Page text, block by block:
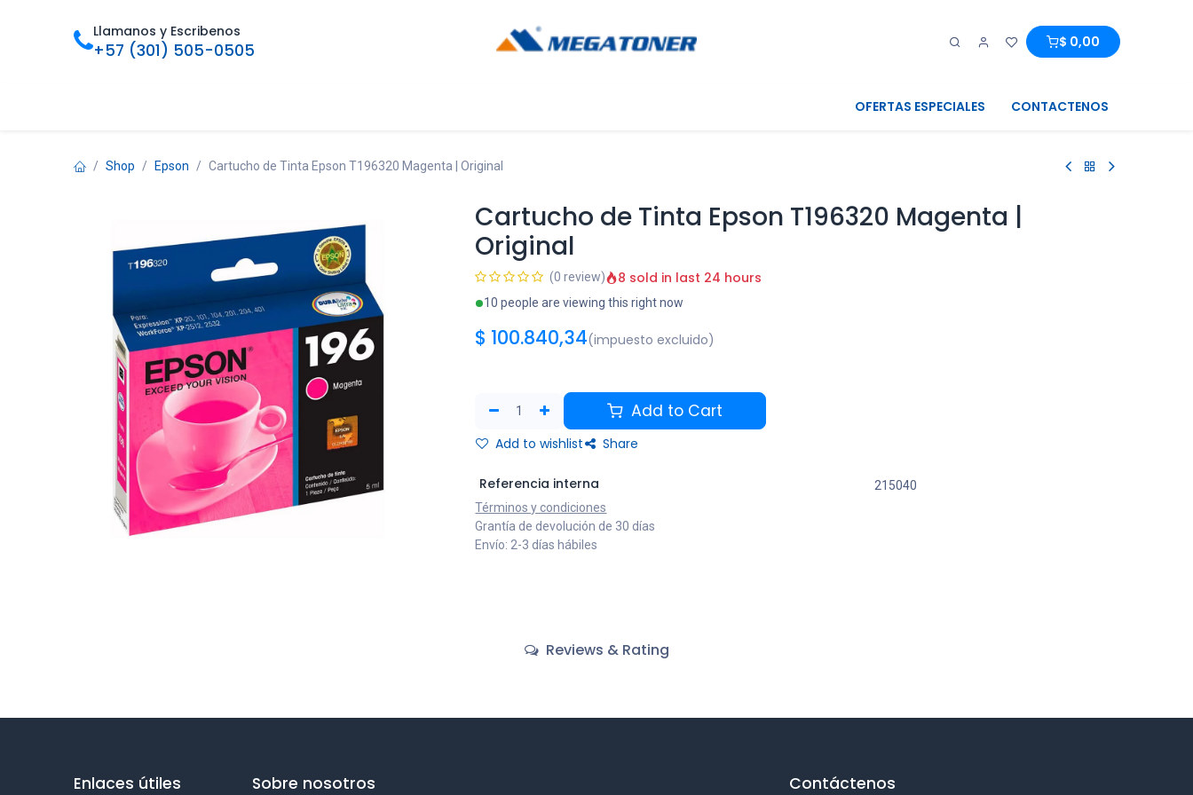
Llamanos y Escribenos
+57 (301) 505-0505 $ 0,00
OFERTAS ESPECIALES CONTACTENOS
Shop Epson Cartucho de Tinta Epson T196320 Magenta | Original
Cartucho de Tinta Epson T196320 Magenta |
Original
(0 review) 8 sold in last 24 hours
10 people are viewing this right now
$ 100.840,34(impuesto excluido)
Add to Cart
Add to wishlist Share
Referencia interna
215040
Términos y condiciones
Grantía de devolución de 30 días
Envío: 2-3 días hábiles
Reviews & Rating
Enlaces útiles Sobre nosotros Contáctenos